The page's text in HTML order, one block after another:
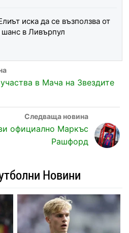
иска да се възползва от
шанс в Ливърпул
в Мача на Звездите
официално Маркъс
Рашфорд
Новини